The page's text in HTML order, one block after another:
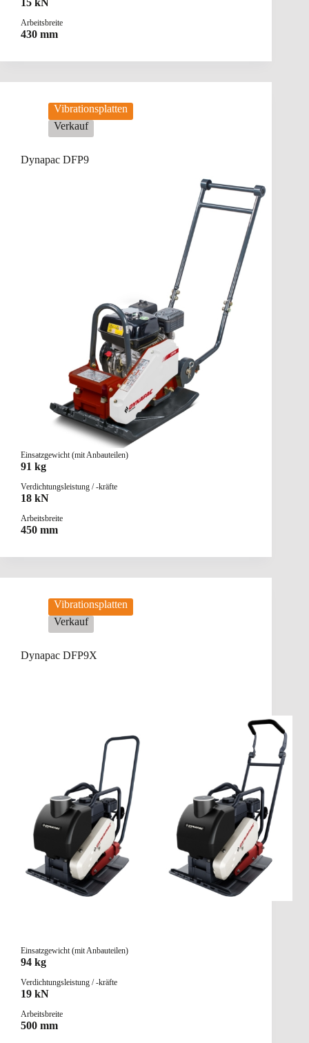
15 kN
Arbeitsbreite
430 mm
Vibrationsplatten
Verkauf
Dynapac DFP9
Einsatzgewicht (mit Anbauteilen)
91 kg
Verdichtungsleistung / -kräfte
18 kN
Arbeitsbreite
450 mm
Vibrationsplatten
Verkauf
Dynapac DFP9X
Einsatzgewicht (mit Anbauteilen)
94 kg
Verdichtungsleistung / -kräfte
19 kN
Arbeitsbreite
500 mm